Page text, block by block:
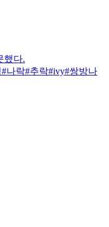
했다.
#나락#추락#ivy#쌍방나